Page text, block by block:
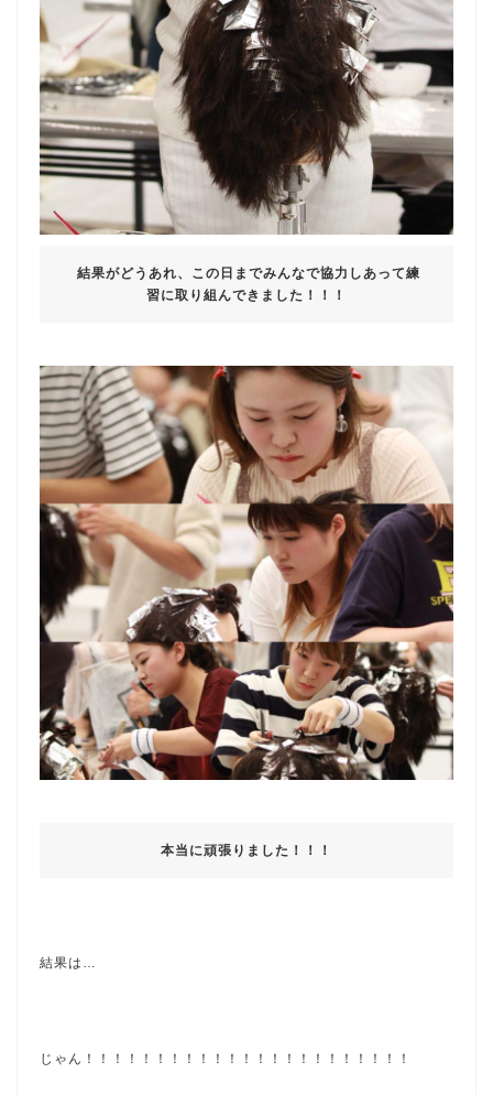
結果がどうあれ、この日までみんなで協力しあって練
習に取り組んできました！！！
本当に頑張りました！！！
結果は…
じゃん！！！！！！！！！！！！！！！！！！！！！！！